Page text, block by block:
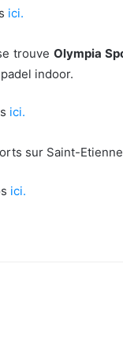
ici.
trouve Olympia
indoor.
ici.
sur Saint-
ici.